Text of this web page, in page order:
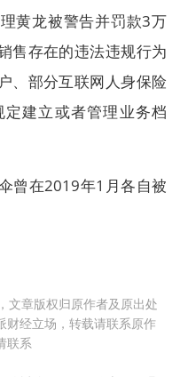
黄龙被警告并罚款3万
售存在的违法违规行为
、部分互联网人身保险
建立或者管理业务档
曾在2019年1月各自被
文章版权归原作者及原出处
财经立场，转载请联系原作
联系